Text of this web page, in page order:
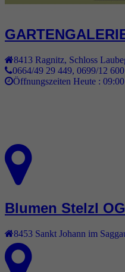
8413 Ragnitz
Schloss
0664/49 29 449, 0699/12
Öffnungszeiten Heute :
Blumen Stelzl OG
8453 Sankt Johann im